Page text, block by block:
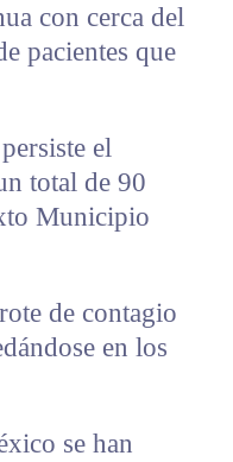
con cerca del
pacientes que
el
total de 90
Municipio
de contagio
en los
se han